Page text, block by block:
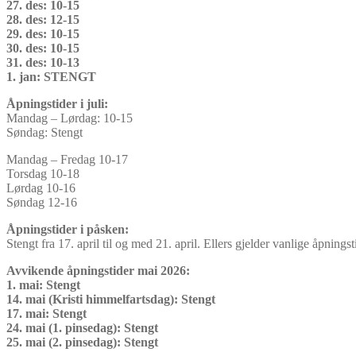
27. des: 10-15
28. des: 12-15
29. des: 10-15
30. des: 10-15
31. des: 10-13
1. jan: STENGT
Åpningstider i juli:
Mandag – Lørdag: 10-15
Søndag: Stengt
Mandag – Fredag 10-17
Torsdag 10-18
Lørdag 10-16
Søndag 12-16
Åpningstider i påsken:
Stengt fra 17. april til og med 21. april. Ellers gjelder vanlige
Avvikende åpningstider mai 2026:
1. mai: Stengt
14. mai (Kristi himmelfartsdag): Stengt
17. mai: Stengt
24. mai (1. pinsedag): Stengt
25. mai (2. pinsedag): Stengt